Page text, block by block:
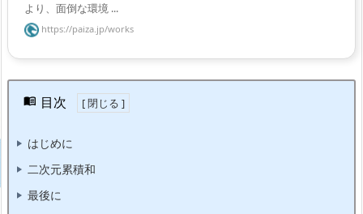
より、面倒な環境 ...
https://paiza.jp/works
目次
はじめに
二次元累積和
最後に